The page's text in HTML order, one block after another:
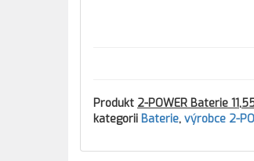
Produkt 2-POWER Baterie
kategorii Baterie, výrobce 2-